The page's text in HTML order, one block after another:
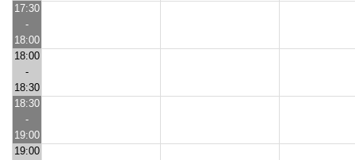
17:30
-
18:00
18:00
-
18:30
18:30
-
19:00
19:00